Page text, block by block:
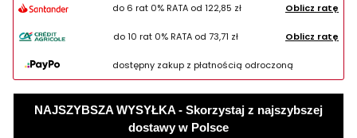
do 6 rat 0% RATA od122,85 zł Oblicz ratę
do 10 rat 0% RATA od 73,71 zł Oblicz ratę
dostępny zakup z płatnością odroczoną
NAJSZYBSZA WYSYŁKA - Skorzystaj z najszybszej
dostawy w Polsce